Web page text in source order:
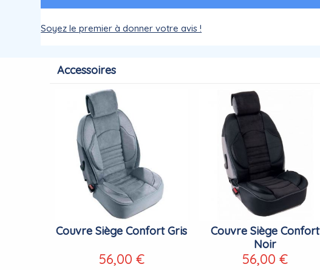
Soyez le premier à donner votre avis !
Accessoires
Couvre Siège Confort Gris
56,00 €
Couvre Siège Confort
Noir
56,00 €